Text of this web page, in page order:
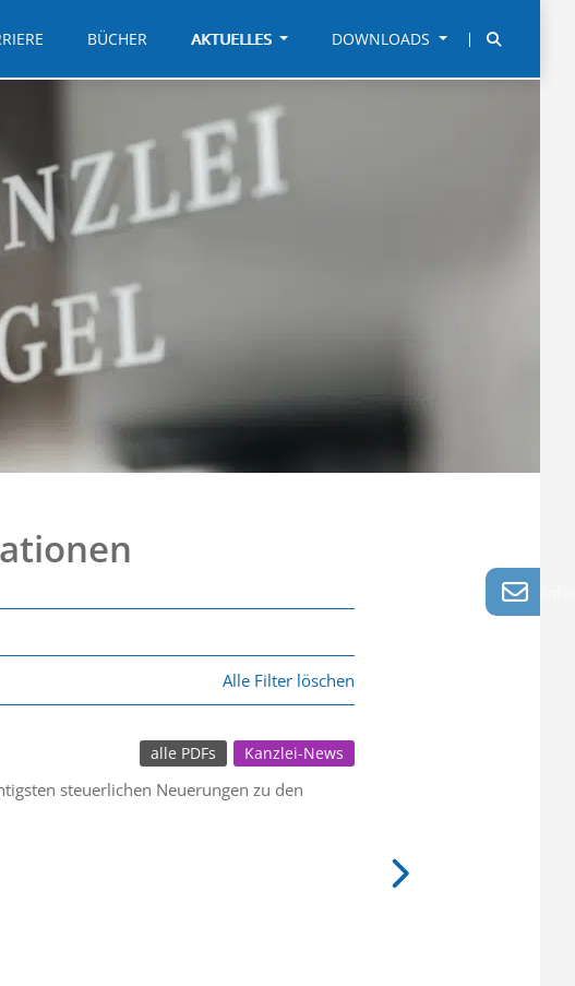
BÜCHER AKTUELLES DOWNLOADS
Alle Filter löschen
Kanzlei-News
alle PDFs
steuerlichen Neuerungen zu den